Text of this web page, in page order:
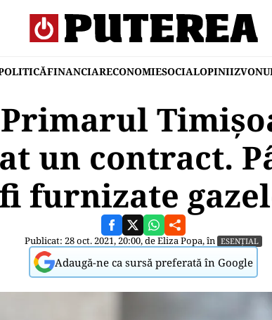
FINANCIARECONOMIESOCIALOPINII
un contract.
furnizate
Publicat: 28 oct. 2021, 20:00, deEliza Popa, în ESENȚIAL
Adaugă-ne ca sursă preferată în Google